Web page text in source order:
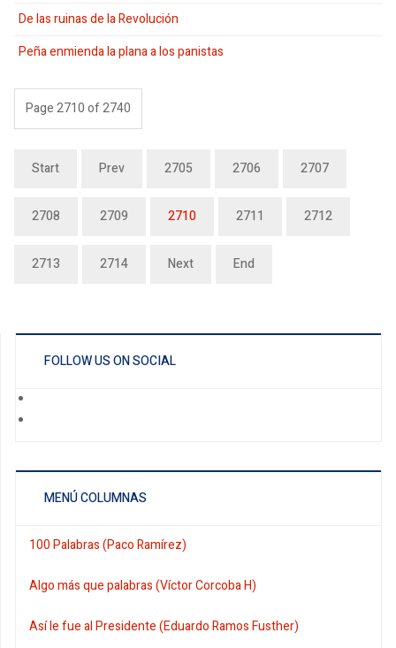
De las ruinas de la Revolución
Peña enmienda la plana a los panistas
Page 2710 of 2740
Start Prev 2705 2706 2707
2708 2709 2710 2711 2712
2713 2714 Next End
FOLLOW US ON SOCIAL
MENÚ COLUMNAS
100 Palabras (Paco Ramírez)
Algo más que palabras (Víctor Corcoba H)
Así le fue al Presidente (Eduardo Ramos Fusther)